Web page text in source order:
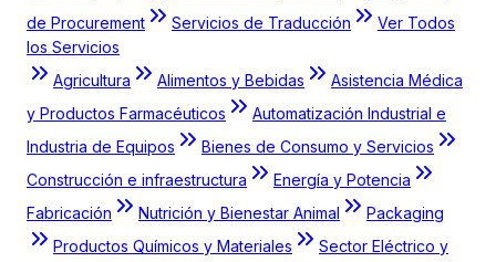
de Procurement
Servicios de Traducción
Ver Todos
los Servicios
Agricultura
Alimentos y Bebidas
Asistencia Médica
y Productos Farmacéuticos
Automatización Industrial e
Industria de Equipos
Bienes de Consumo y Servicios
Construcción e infraestructura
Energía y Potencia
Fabricación
Nutrición y Bienestar Animal
Packaging
Productos Químicos y Materiales
Sector Eléctrico y